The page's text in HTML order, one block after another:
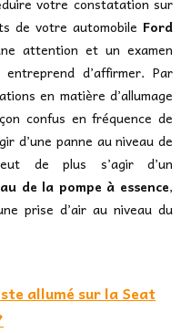
de votre automobile Ford
attention et un examen
d’affirmer. Par
en matière d’allumage
confus en fréquence de
d’une panne au niveau de
de plus s’agir d’un
de la pompe à essence,
prise d’air au niveau du
allumé sur la Seat